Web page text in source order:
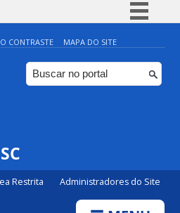
Simplifique!
Comunica BR
Participe
CONTRASTE MAPA DO SITE
Restrita Administradores do Site